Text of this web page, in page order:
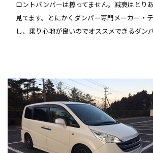
ロントバンパーは擦ってません。減衰はとり
見てます。とにかくダンパー専門メーカー・
し、乗り心地が良いのでオススメできるダンパ